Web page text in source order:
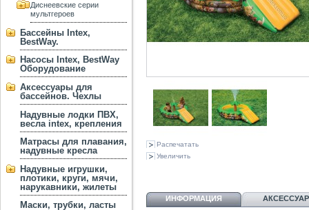
Диснеевские серии
мультгероев
Бассейны Intex,
BestWay.
Насосы Intex, BestWay
Оборудование
Аксессуары для
бассейнов. Чехлы
Надувные лодки ПВХ,
весла intex, крепления
Матрасы для плавания,
надувные кресла
Надувные игрушки,
плотики, круги, мячи,
нарукавники, жилеты
Маски, трубки, ласты
Распечатать
Увеличить
ИНФОРМАЦИЯ